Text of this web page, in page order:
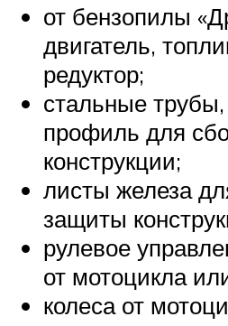
от бензопилы
двигатель,
редуктор;
стальные трубы,
профиль для
конструкции;
листы железа
защиты
рулевое
от мотоцикла
колеса от